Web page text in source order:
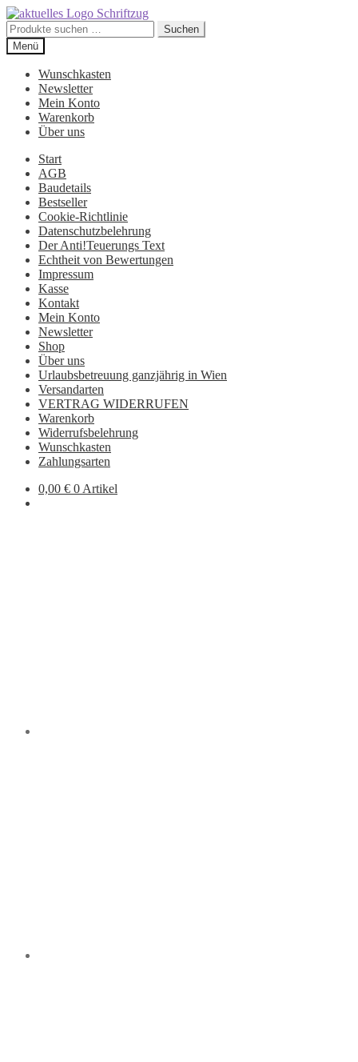
Suchen
nach:
Suchen
Zur
Navigation
springen
Zum
Inhalt
springen
Menü
Wunschkasten
Newsletter
Mein Konto
Warenkorb
Über uns
Start
AGB
Baudetails
Bestseller
Cookie-Richtlinie
Datenschutzbelehrung
Der Anti!Teuerungs Text
Echtheit von Bewertungen
Impressum
Kasse
Kontakt
Mein Konto
Newsletter
Shop
Über uns
Urlaubsbetreuung ganzjährig in Wien
Versandarten
VERTRAG WIDERRUFEN
Warenkorb
Widerrufsbelehrung
Wunschkasten
Zahlungsarten
0,00 € 0 Artikel